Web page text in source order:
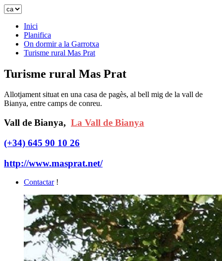
Inici
Planifica
On dormir a la Garrotxa
Turisme rural Mas Prat
Turisme rural Mas Prat
Allotjament situat en una casa de pagès, al bell mig de la vall de
Bianya, entre camps de conreu.
Vall de Bianya, La Vall de Bianya
(+34) 645 90 10 26
http://www.masprat.net/
Contactar !